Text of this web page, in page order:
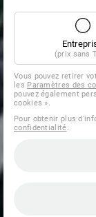
(prix sans
Vous pouvez retirer
les Paramètres des
pouvez également
cookies ».
Pour obtenir plus
confidentialité